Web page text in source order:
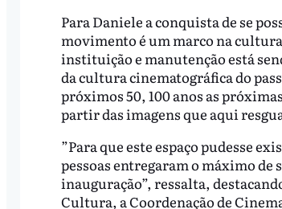
Para Daniele a conquista de se
movimento é um marco na
instituição e manutenção está
da cultura cinematográfica do
próximos 50, 100 anos as
partir das imagens que aqui
”Para que este espaço pudesse
pessoas entregaram o máximo de
inauguração”, ressalta,
Cultura, a Coordenação de